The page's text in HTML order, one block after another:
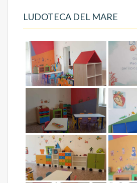
LUDOTECA DEL MARE